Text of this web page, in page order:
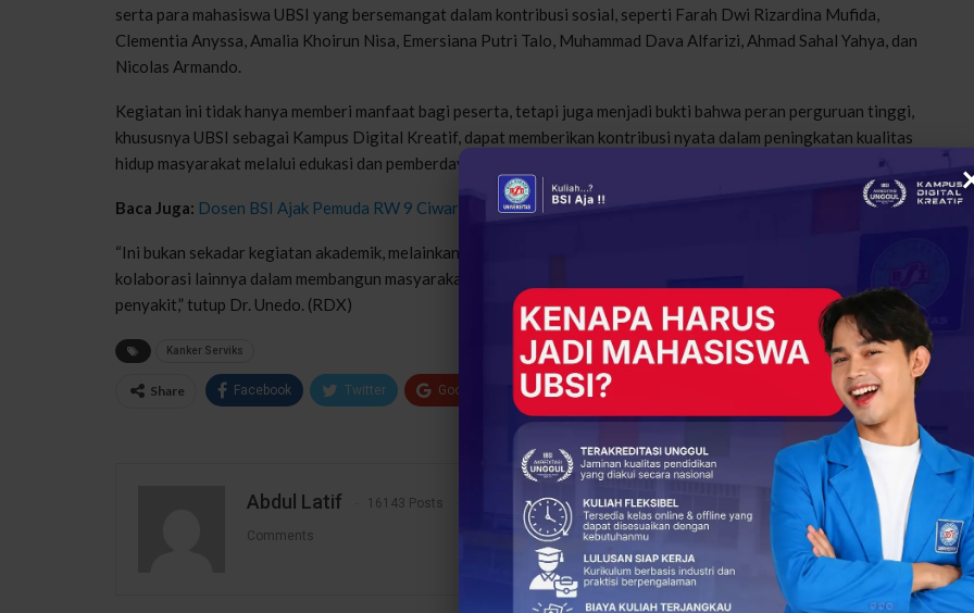
serta para mahasiswa UBSI yang bersemangat dalam kontribusi sosial, seperti Farah Dwi Rizardina Mufida,
Clementia Anyssa, Amalia Khoirun Nisa, Emersiana Putri Talo, Muhammad Dava Alfarizi, Ahmad Sahal Yahya, dan
Nicolas Armando.
Kegiatan ini tidak hanya memberi manfaat bagi peserta, tetapi juga menjadi bukti bahwa peran perguruan tinggi,
khususnya UBSI sebagai Kampus Digital Kreatif, dapat memberikan kontribusi nyata dalam peningkatan kualitas
hidup masyarakat melalui edukasi dan pemberdayaan.
Baca Juga: Dosen BSI Ajak Pemuda RW 9 Ciwaringin Kuasai Microsoft Excel Melalui Pelatihan Intensif
“Ini bukan sekadar kegiatan akademik, melainkan gerakan kepedulian. Semoga menjadi awal dari kolaborasi-
kolaborasi lainnya dalam membangun masyarakat yang lebih sehat dan sadar akan pentingnya pencegahan
penyakit,” tutup Dr. Unedo. (RDX)
Kanker Serviks
82
Share Facebook Twitter Google+ ReddIt
Abdul Latif 16143 Posts
Comments